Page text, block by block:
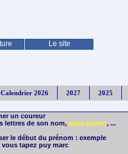
Le site
Calendrier 2026 2027 2025
un coureur
lettres de son nom, sans accent, ...
le début du prénom : exemple
vous tapez puy marc